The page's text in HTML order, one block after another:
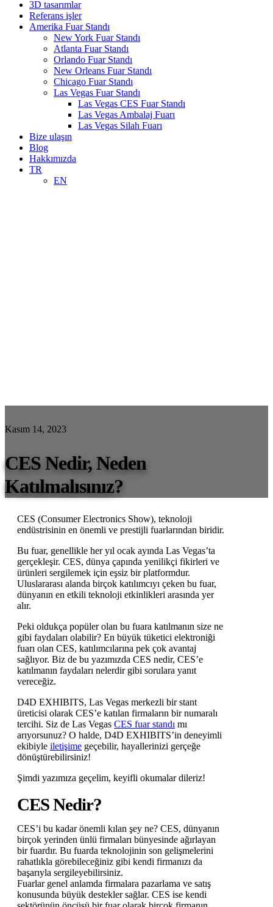
3D tasarımlar
Referans işler
Amerika Fuar Standı
New York Fuar Standı
Atlanta Fuar Standı
Orlando Fuar Standı
New Orleans Fuar Standı
Chicago Fuar Standı
Las Vegas Fuar Standı
Las Vegas CES Fuar Standı
Las Vegas Ambalaj Fuarı
Las Vegas Silah Fuarı
Bize ulaşın
Blog
Hakkımızda
TR
EN
Kasım 14, 2023
CES Nedir, Neden
Katılmalısınız?
CES (Consumer Electronics Show), teknoloji
endüstrisinin en önemli ve prestijli fuarlarından biridir.
Bu fuar, genellikle her yıl ocak ayında Las Vegas’ta
gerçekleşir. CES, dünya çapında yenilikçi fikirleri ve
ürünleri sergilemek için eşsiz bir platformdur.
Uluslararası alanda birçok katılımcıyı çeken bu fuar,
dünyanın en etkili teknoloji etkinlikleri arasında yer
alır.
Peki oldukça popüler olan bu fuara katılmanın size ne
gibi faydaları olabilir? En büyük tüketici elektroniği
fuarı olan CES, katılımcılarına pek çok avantaj
sağlıyor. Biz de bu yazımızda CES nedir, CES’e
katılmanın faydaları nelerdir gibi sorulara yanıt
vereceğiz.
D4D EXHIBITS, Las Vegas merkezli bir stant
üreticisi olarak CES’e katılan firmaların bir numaralı
tercihi. Siz de Las Vegas CES fuar standı mı
arıyorsunuz? O halde, D4D EXHIBITS’in deneyimli
ekibiyle iletişime geçebilir, hayallerinizi gerçeğe
dönüştürebilirsiniz!
Şimdi yazımıza geçelim, keyifli okumalar dileriz!
CES Nedir?
CES’i bu kadar önemli kılan şey ne? CES, dünyanın
birçok yerinden ünlü firmaları bünyesinde ağırlayan
bir fuardır. Bu fuarda teknolojinin son gelişmelerini
rahatlıkla görebileceğiniz gibi kendi firmanızı da
başarıyla sergileyebilirsiniz.
Fuarlar genel anlamda firmalara pazarlama ve satış
konusunda büyük destekler sağlar. CES ise kendi